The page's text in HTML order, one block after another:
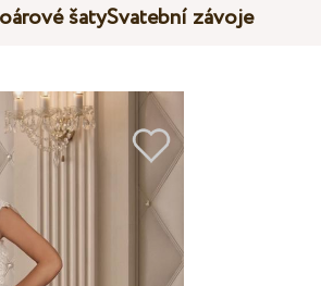
šatySvatební závoje